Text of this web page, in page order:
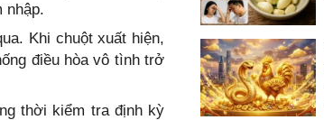
nhập.
Khi chuột xuất hiện,
điều hòa vô tình trở
thời kiểm tra định kỳ